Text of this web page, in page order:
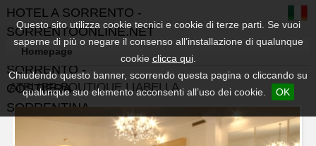
Questo sito utilizza cookie tecnici e cookie di terze parti. Se vuoi
saperne di più o negare il consenso all’installazione di qualunque
cookie clicca qui.
Chiudendo questo banner, scorrendo questa pagina o cliccando su
qualunque suo elemento acconsenti all’uso dei cookie.
OK
HOTEL A SORRENTO -
SORRENTOONLINE.NET
- GUIDA TURISTICA DI
SORRENTO -
COSTIERA
SORRENTINA
Homepage
ATELIER BOUTIQUE LIABELLA